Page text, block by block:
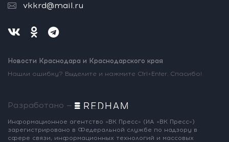
vkkrd@mail.ru
Новости Краснодара и Краснодарского края
Нашли ошибку? Выделите и нажмите Ctrl+Enter. Спасибо!
Разработано —
Информационное агентство «ВК Пресс» (ИА «ВК Пресс»)
зарегистрировано в Федеральной службе по надзору в
сфере связи, информационных технологий и массовых